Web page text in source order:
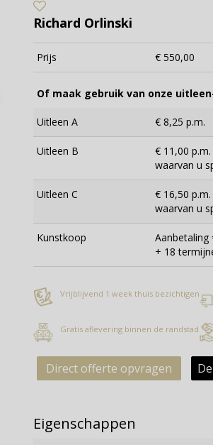
Richard Orlinski
Prijs € 550,00
Of maak gebruik van onze
Uitleen A € 8,25 p.m.
Uitleen B
€ 11,00 p.m.
waarvan u
Uitleen C
€ 16,50 p.m.
waarvan u
Kunstkoop
Aanbetaling
+ 18
Vrijblijvend 1 week thuis bezichtigen
Gratis aflevering binnen de randstad
Direct offerte opvragen
Eigenschappen